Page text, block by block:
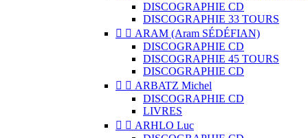
DISCOGRAPHIE CD
DISCOGRAPHIE 33 TOURS
  ARAM (Aram SÉDÉFIAN)
DISCOGRAPHIE CD
DISCOGRAPHIE 45 TOURS
DISCOGRAPHIE CD
  ARBATZ Michel
DISCOGRAPHIE CD
LIVRES
  ARHLO Luc